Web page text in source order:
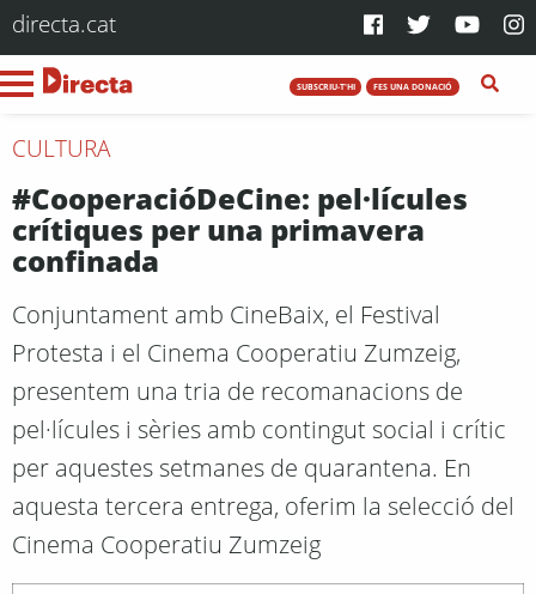
directa.cat
SUBSCRIU-T'HI FES UNA DONACIÓ
CULTURA
#CooperacióDeCine: pel·lícules
crítiques per una primavera
confinada
Conjuntament amb CineBaix, el Festival
Protesta i el Cinema Cooperatiu Zumzeig,
presentem una tria de recomanacions de
pel·lícules i sèries amb contingut social i crític
per aquestes setmanes de quarantena. En
aquesta tercera entrega, oferim la selecció del
Cinema Cooperatiu Zumzeig